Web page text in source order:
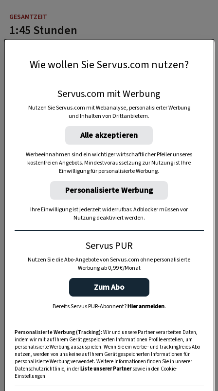
1:45 Stunden
Anzeige
Wie wollen Sie Servus.com nutzen?
Servus.com mit Werbung
Nutzen Sie Servus.com mit Webanalyse, personalisierter Werbung
und Inhalten von Drittanbietern.
Alle akzeptieren
Werbeeinnahmen sind ein wichtiger wirtschaftlicher Pfeiler unseres
kostenfreien Angebots. Mindestvoraussetzung zur Nutzung ist Ihre
Einwilligung für personalisierte Werbung.
Personalisierte Werbung
Ihre Einwilligung ist jederzeit widerrufbar. Adblocker müssen vor
Nutzung deaktiviert werden.
Servus PUR
Nutzen Sie die Abo-Angebote von Servus.com ohne personalisierte
Werbung ab 0,99 €/Monat
Zum Abo
Bereits Servus PUR-Abonnent?Hier anmelden.
Personalisierte Werbung (Tracking): Wir und unsere Partner verarbeiten Daten,
indem wir mit auf Ihrem Gerät gespeicherten Informationen Profile erstellen, um
personalisierte Werbung auszuspielen. Wenn Sie ein werbe– und trackingfreies Abo
nutzen, werden von uns keine auf Ihrem Gerät gespeicherten Informationen für
personalisierte Werbung verwendet. Weitere Informationen finden Sie in unserer
Datenschutzrichtlinie, in derListe unserer Partnersowie in den Cookie-
Einstellungen.